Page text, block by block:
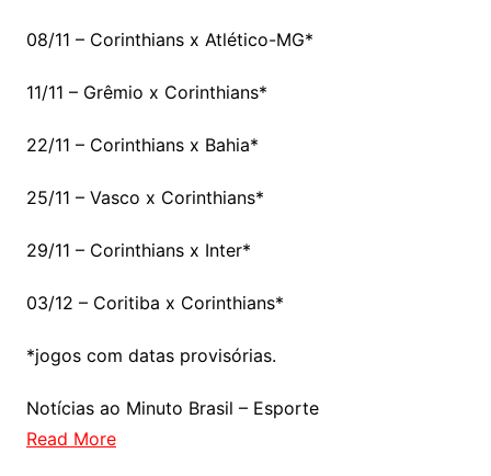
08/11 – Corinthians x Atlético-MG*
11/11 – Grêmio x Corinthians*
22/11 – Corinthians x Bahia*
25/11 – Vasco x Corinthians*
29/11 – Corinthians x Inter*
03/12 – Coritiba x Corinthians*
*jogos com datas provisórias.
Notícias ao Minuto Brasil – Esporte
Read More